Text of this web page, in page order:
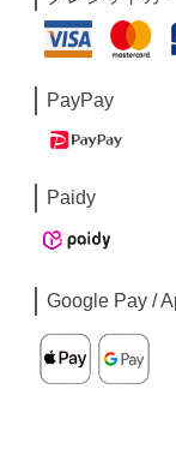
PayPay
Paidy
Google Pay /